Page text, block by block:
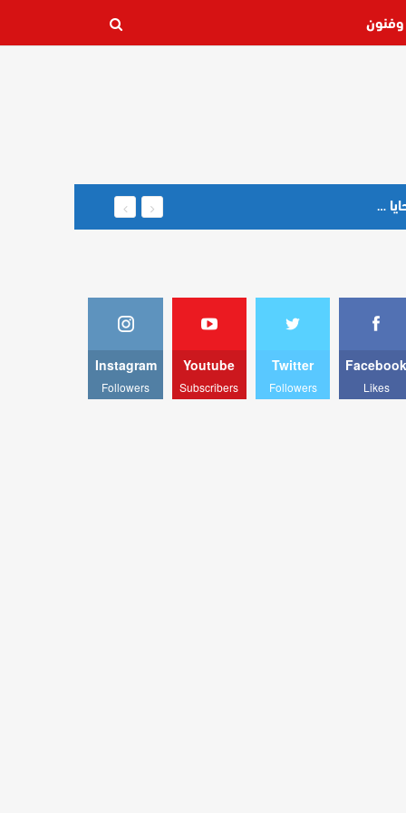
وفنون
تحالف حقوقي دولي يدعو إلى لجنة تحقيق مستقلة بشأن أحداث سبتة ويطالب بكشف الحقيقة حول الضحايا والمفقودين
Facebook
Likes
Twitter
Followers
Youtube
Subscribers
Instagram
Followers